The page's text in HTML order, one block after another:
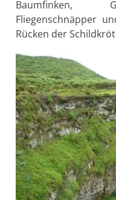
Baumfinken,
Fliegenschnäpper
Rücken der